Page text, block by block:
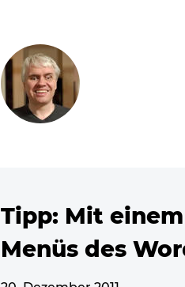
Tipp: Mit
Menüs des